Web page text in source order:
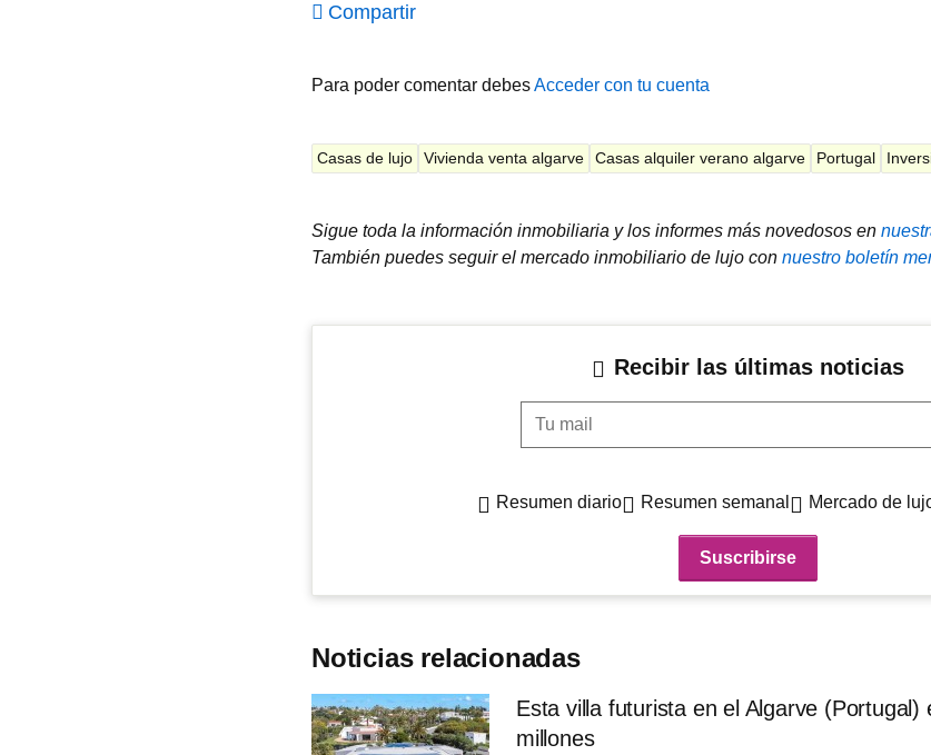
Compartir
Para poder comentar debesAcceder con tu cuenta
Casas de lujo Vivienda venta algarve Casas alquiler verano algarve Portugal
Sigue toda la información inmobiliaria y los informes más novedosos en
También puedes seguir el mercado inmobiliario de lujo con nuestro boletín
Recibir las últimas noticias
Tu mail
Resumen diario Resumen semanal Mercado de
Noticias relacionadas
Esta villa futurista en el Algarve (Portugal)
millones